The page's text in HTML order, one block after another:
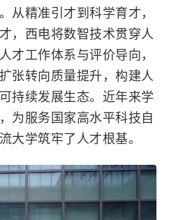
从精准引才到科学育才，
，西电将数智技术贯穿人
才工作体系与评价导向，
张转向质量提升，构建人
持续发展生态。近年来学
为服务国家高水平科技自
大学筑牢了人才根基。